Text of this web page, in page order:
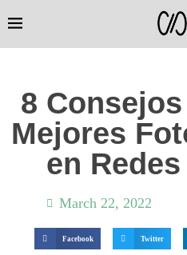
8
Mejores
en
March 22, 2022
Facebook Twitter